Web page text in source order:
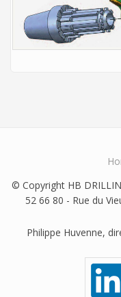
© Copyright HB
52 66 80 - Rue du
Philippe Huvenne,